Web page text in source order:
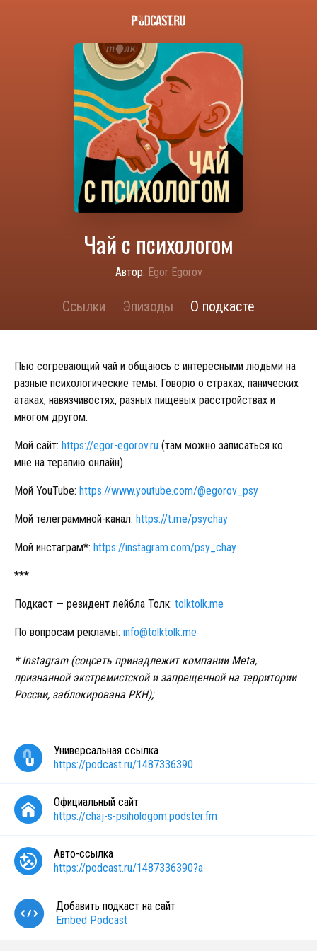
Чай с психологом
Автор: Egor Egorov
Ссылки Эпизоды О подкасте
Пью согревающий чай и общаюсь с интересными людьми на
разные психологические темы. Говорю о страхах, панических
атаках, навязчивостях, разных пищевых расстройствах и
многом другом.
Мой сайт: https://egor-egorov.ru (там можно записаться ко
мне на терапию онлайн)
Мой YouTube: https://www.youtube.com/@egorov_psy
Мой телеграммной-канал: https://t.me/psychay
Мой инстаграм*: https://instagram.com/psy_chay
***
Подкаст — резидент лейбла Толк: tolktolk.me
По вопросам рекламы: info@tolktolk.me
* Instagram (соцсеть принадлежит компании Meta,
признанной экстремистской и запрещенной на территории
России, заблокирована РКН);
Универсальная ссылка
https://podcast.ru/1487336390
Официальный сайт
https://chaj-s-psihologom.podster.fm
Авто-ссылка
https://podcast.ru/1487336390?a
Добавить подкаст на сайт
Embed Podcast